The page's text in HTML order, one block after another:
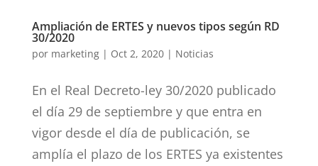
Ampliación de ERTES y nuevos tipos según RD
30/2020
por marketing| Oct 2, 2020| Noticias
En el Real Decreto-ley 30/2020 publicado
el día 29 de septiembre y que entra en
vigor desde el día de publicación, se
amplía el plazo de los ERTES ya existentes